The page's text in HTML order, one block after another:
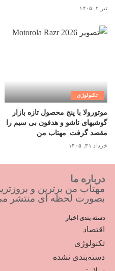
تیر ۲, ۱۴۰۵
تکنولوژی
موتورولا با پنج محصول تازه بازار
گوشیهای تاشو و هدفون بی سیم را
مقصد گرفت_مهتاب من
خرداد ۳۱, ۱۴۰۵
درباره ما
مهتاب من برترین و
بصورت لحظه ای منتشر
دسته بندی اخبار
اقتصاد
تکنولوژی
دسته‌بندی نشده